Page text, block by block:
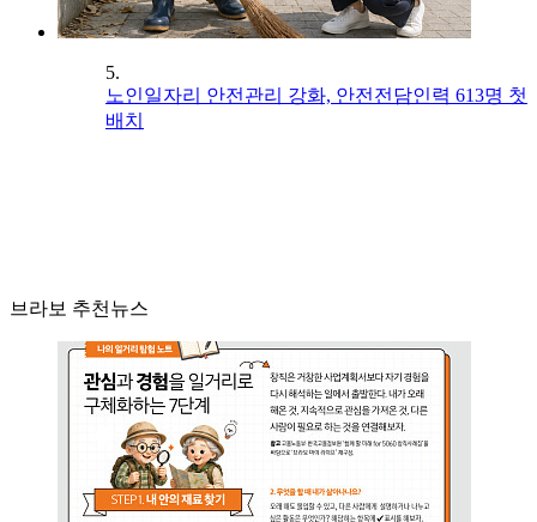
5.
노인일자리 안전관리 강화, 안전전담인력 613명 첫
배치
브라보 추천뉴스